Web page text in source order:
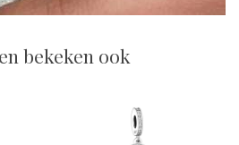
bekeken ook